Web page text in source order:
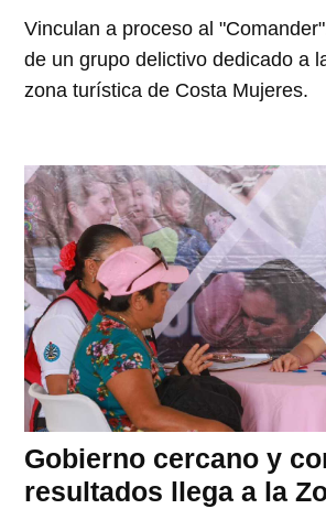
Vinculan a proceso al
de un grupo delictivo dedicado a
zona turística de Costa Mujeres.
Gobierno cercano y
resultados llega a la